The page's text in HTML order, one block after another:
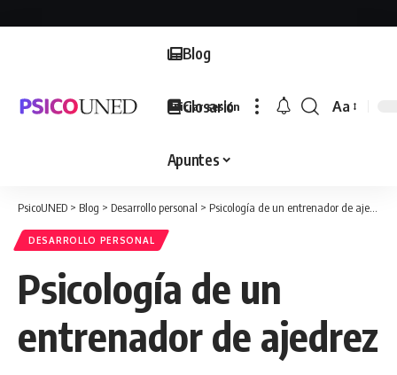
Blog
Glosario
Apuntes
Iniciar sesión
Font
Aa
PsicoUNED > Blog > Desarrollo personal > Psicología de un entrenador de ajedrez
DESARROLLO PERSONAL
Psicología de un
entrenador de ajedrez